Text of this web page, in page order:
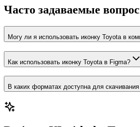
Часто задаваемые
Могу ли я использовать иконку Toyota в
Как использовать иконку Toyota в Figma?
В каких форматах доступна для